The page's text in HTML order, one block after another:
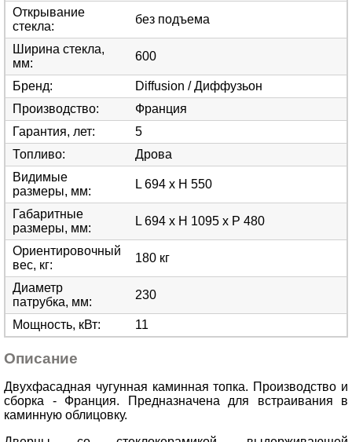
Открывание
стекла:
без подъема
Ширина стекла,
мм:
600
Бренд:
Diffusion / Диффузьон
Производство:
Франция
Гарантия, лет:
5
Топливо:
Дрова
Видимые
размеры, мм:
L 694 x H 550
Габаритные
размеры, мм:
L 694 x H 1095 x P 480
Ориентировочный
вес, кг:
180 кг
Диаметр
патрубка, мм:
230
Мощность, кВт: 11
Описание
Двухфасадная чугунная каминная топка. Производство и
сборка - Франция. Предназначена для встраивания в
каминную облицовку.